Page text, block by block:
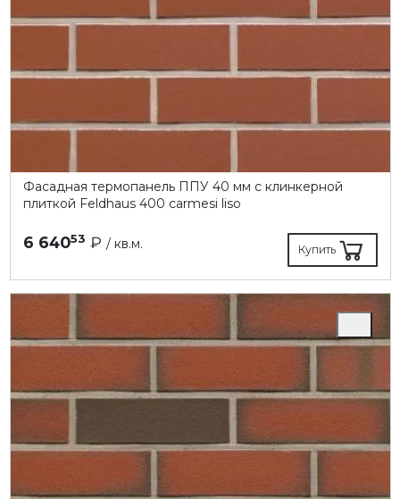
Фасадная термопанель ППУ 40 мм с клинкерной
плиткой Feldhaus 400 carmesi liso
6 64053 ₽ / кв.м. Купить